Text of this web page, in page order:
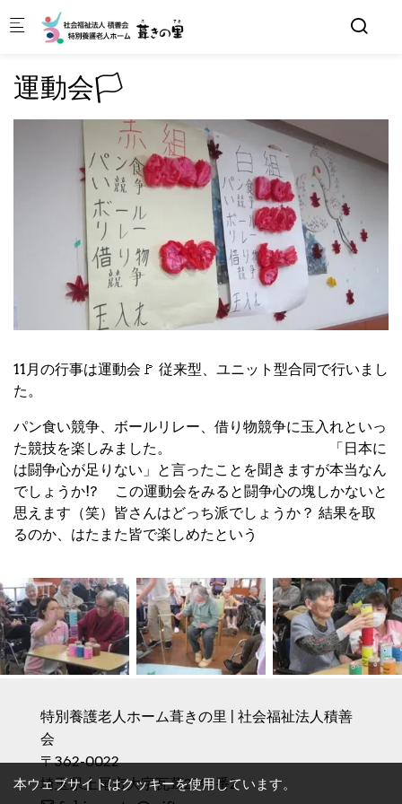
Skip to main content
運動会🏳
11月の行事は運動会🚩 従来型、ユニット型合同で行いまし
た。
パン食い競争、ボールリレー、借り物競争に玉入れといっ
た競技を楽しみました。 「日本に
は闘争心が足りない」と言ったことを聞きますが本当なん
でしょうか!? この運動会をみると闘争心の塊しかないと
思えます（笑）皆さんはどっち派でしょうか？ 結果を取
るのか、はたまた皆で楽しめたという
特別養護老人ホーム葺きの里 | 社会福祉法人積善
会
〒362-0022
埼玉県上尾市大字瓦葺2143番2
本ウェブサイトはクッキーを使用しています。